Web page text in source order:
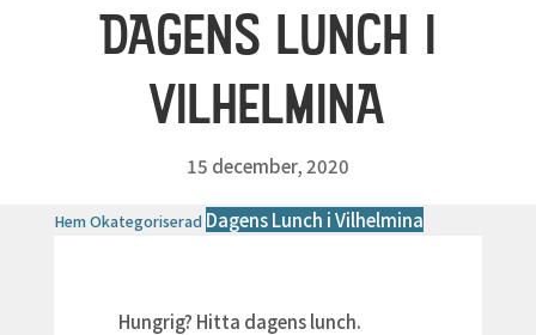
DAGENS LUNCH I
VILHELMINA
15 december, 2020
HemOkategoriserad Dagens Lunch i Vilhelmina
Hungrig? Hitta dagens lunch.